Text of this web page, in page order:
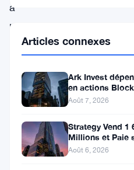
à
une
vente
114
dollars
Articles connexes
Ark Invest
en actions
Août 7, 2026
Strategy Vend 1
Millions et Paie
Privilégiés
Août 6, 2026